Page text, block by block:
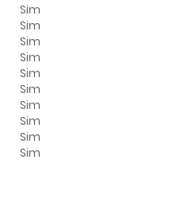
Sim
Sim
Sim
Sim
Sim
Sim
Sim
Sim
Sim
Sim